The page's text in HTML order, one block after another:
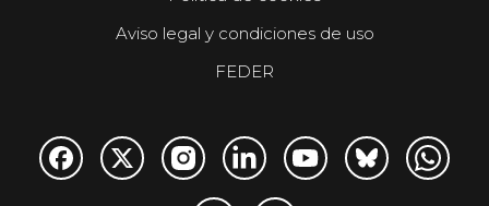
Aviso legal y condiciones de uso
FEDER